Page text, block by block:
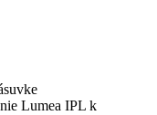
Lumea IPL k